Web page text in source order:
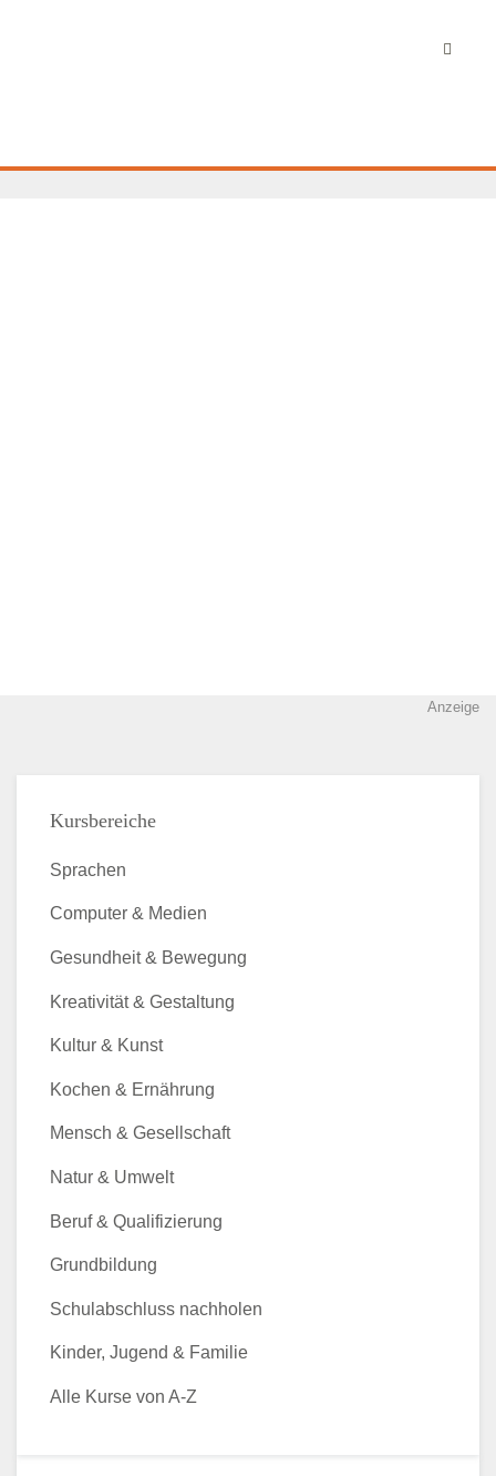
Anzeige
Kursbereiche
Sprachen
Computer & Medien
Gesundheit & Bewegung
Kreativität & Gestaltung
Kultur & Kunst
Kochen & Ernährung
Mensch & Gesellschaft
Natur & Umwelt
Beruf & Qualifizierung
Grundbildung
Schulabschluss nachholen
Kinder, Jugend & Familie
Alle Kurse von A-Z